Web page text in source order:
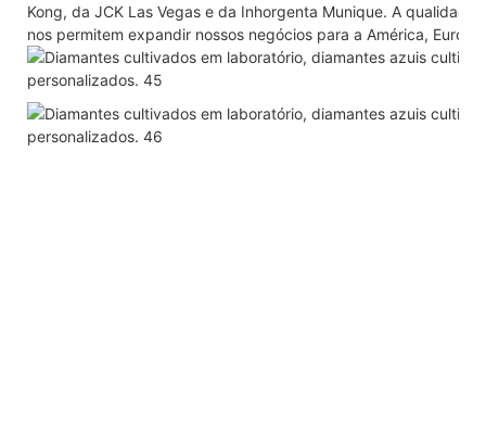
Kong, da JCK Las Vegas e da Inhorgenta Munique. A
nos permitem expandir nossos negócios para a América,